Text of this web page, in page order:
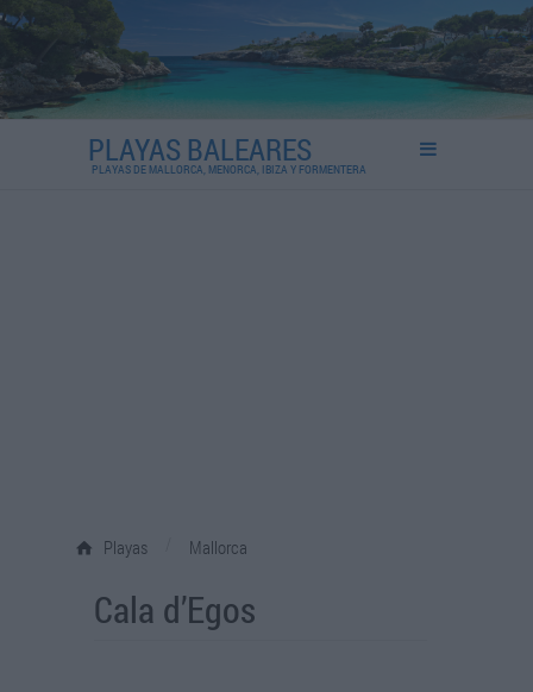
PLAYAS BALEARES
PLAYAS DE MALLORCA, MENORCA, IBIZA Y FORMENTERA
Playas Mallorca
Cala d’Egos